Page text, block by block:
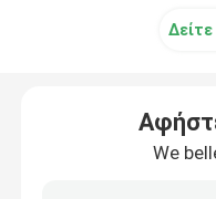
κλίβανος σηράγγων
We